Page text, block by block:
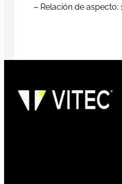
– Relación de aspecto: